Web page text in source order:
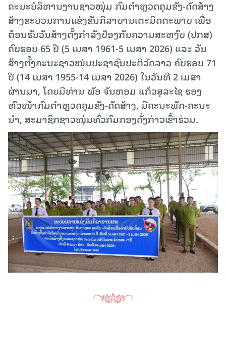
ຄະນະບໍລິຫານງານຊາວໜຸ່ມ ກົມຕຳຫຼວດຄຸມຂັງ-ດັດສ້າງ
ສ້າງຂະບວນການແຂ່ງຂັນກິລາບານເຕະມິດຕະພາບ ເພື່ອ
ຕ້ອນຮັບວັນສ້າງຕັ້ງກຳລັງປ້ອງກັນຄວາມສະຫງົບ (ປກສ)
ຄົບຮອບ 65 ປີ (5 ເມສາ 1961-5 ເມສາ 2026) ແລະ ວັນ
ສ້າງຕັ້ງຄະນະຊາວໜຸ່ມປະຊາຊົນປະຕິວັດລາວ ຄົບຮອບ 71
ປີ (14 ເມສາ 1955-14 ເມສາ 2026) ໃນວັນທີ 2 ເມສາ
ຜ່ານມາ, ໂດຍມີທ່ານ ພັອ ຈັນຫອມ ແກ້ວສຸລະໄຊ ຮອງ
ຫົວໜ້າກົມຕຳຫຼວດຄຸມຂັງ-ດັດສ້າງ, ມີຄະນະພັກ-ຄະນະ
ນຳ, ສະມາຊິກຊາວໜຸ່ມທົ່ວກົມກອງດັ່ງກ່າວເຂົ້າຮ່ວມ.